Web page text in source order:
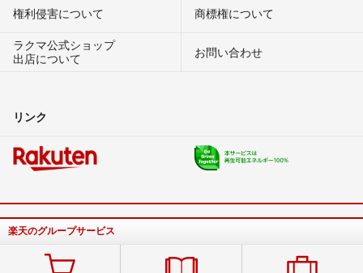
権利侵害について
商標権について
ラクマ公式ショップ
出店について
お問い合わせ
リンク
楽天のグループサービス